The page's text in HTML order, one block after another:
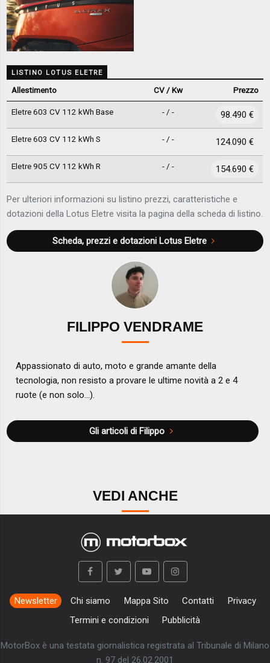
LISTINO LOTUS ELETRE
Allestimento CV / Kw Prezzo
Eletre 603 CV 112 kWh Base - / - 98.490 €
Eletre 603 CV 112 kWh S - / - 124.090 €
Eletre 905 CV 112 kWh R - / - 154.690 €
Per ulteriori informazioni su listino prezzi, caratteristiche e
dotazioni della Lotus Eletre visita la pagina della scheda di listino.
Scheda, prezzi e dotazioni Lotus Eletre
FILIPPO VENDRAME
Appassionato di auto, moto e grande amante della
tecnologia, non resisto a provare le ultime novità a 2 e 4
ruote (e non solo...).
Gli articoli di Filippo
VEDI ANCHE
Newsletter Chi siamo Mappa Sito Contatti
Privacy
Termini e condizioni
Pubblicità
MotorBox è una testata giornalistica registrata al Tribunale di Milano
n. 97 del 26.02.2001